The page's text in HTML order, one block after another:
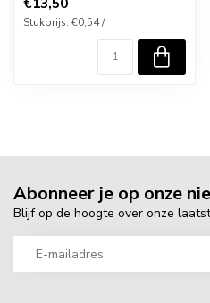
Stukprijs: €0,54 /
Abonneer je op onze
Blijf op de hoogte over onze